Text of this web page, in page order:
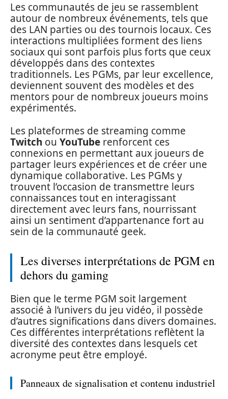
Les communautés de jeu se rassemblent
autour de nombreux événements, tels que
des LAN parties ou des tournois locaux. Ces
interactions multipliées forment des liens
sociaux qui sont parfois plus forts que ceux
développés dans des contextes
traditionnels. Les PGMs, par leur excellence,
deviennent souvent des modèles et des
mentors pour de nombreux joueurs moins
expérimentés.
Les plateformes de streaming comme
Twitch ou YouTube renforcent ces
connexions en permettant aux joueurs de
partager leurs expériences et de créer une
dynamique collaborative. Les PGMs y
trouvent l’occasion de transmettre leurs
connaissances tout en interagissant
directement avec leurs fans, nourrissant
ainsi un sentiment d’appartenance fort au
sein de la communauté geek.
Les diverses interprétations de PGM en
dehors du gaming
Bien que le terme PGM soit largement
associé à l’univers du jeu vidéo, il possède
d’autres significations dans divers domaines.
Ces différentes interprétations reflètent la
diversité des contextes dans lesquels cet
acronyme peut être employé.
Panneaux de signalisation et contenu industriel